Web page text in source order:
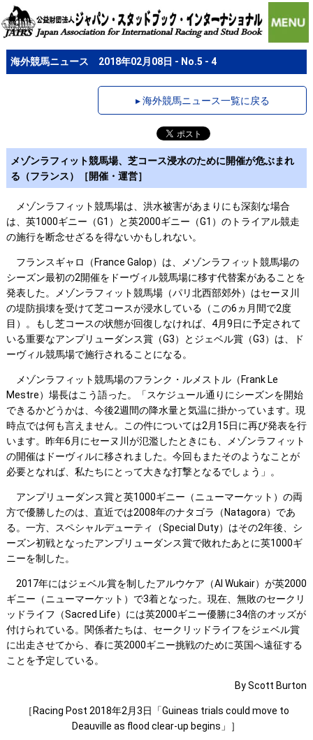
海外競馬ニュース 2018年02月08日 - No.5 - 4
▸ 海外競馬ニュース一覧に戻る
メゾンラフィット競馬場、芝コース浸水のために開催が危ぶまれ
る（フランス）［開催・運営］
メゾンラフィット競馬場は、洪水被害があまりにも深刻な場合
は、英1000ギニー（G1）と英2000ギニー（G1）のトライアル競走
の施行を断念せざるを得ないかもしれない。
フランスギャロ（France Galop）は、メゾンラフィット競馬場の
シーズン最初の2開催をドーヴィル競馬場に移す代替案があることを
発表した。メゾンラフィット競馬場（パリ北西部郊外）はセーヌ川
の堤防損壊を受けて芝コースが浸水している（この6ヵ月間で2度
目）。もし芝コースの状態が回復しなければ、4月9日に予定されて
いる重要なアンプリューダンス賞（G3）とジェベル賞（G3）は、ド
ーヴィル競馬場で施行されることになる。
メゾンラフィット競馬場のフランク・ルメストル（Frank Le
Mestre）場長はこう語った。「スケジュール通りにシーズンを開始
できるかどうかは、今後2週間の降水量と気温に掛かっています。現
時点では何も言えません。この件については2月15日に再び発表を行
います。昨年6月にセーヌ川が氾濫したときにも、メゾンラフィット
の開催はドーヴィルに移されました。今回もまたそのようなことが
必要となれば、私たちにとって大きな打撃となるでしょう」。
アンプリューダンス賞と英1000ギニー（ニューマーケット）の両
方で優勝したのは、直近では2008年のナタゴラ（Natagora）であ
る。一方、スペシャルデューティ（Special Duty）はその2年後、シ
ーズン初戦となったアンプリューダンス賞で敗れたあとに英1000ギ
ニーを制した。
2017年にはジェベル賞を制したアルウケア（Al Wukair）が英2000
ギニー（ニューマーケット）で3着となった。現在、無敗のセークリ
ッドライフ（Sacred Life）には英2000ギニー優勝に34倍のオッズが
付けられている。関係者たちは、セークリッドライフをジェベル賞
に出走させてから、春に英2000ギニー挑戦のために英国へ遠征する
ことを予定している。
By Scott Burton
［Racing Post 2018年2月3日「Guineas trials could move to
Deauville as flood clear-up begins」］